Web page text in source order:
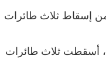
إسقاط ثلاث طائرات
أسقطت ثلاث طائرات